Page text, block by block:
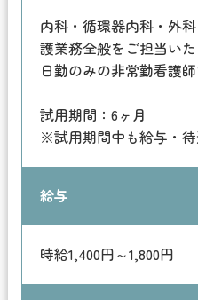
内科・循環器内科・外
護業務全般をご担当いた
日勤のみの非常勤看護師
試用期間：6ヶ月
※試用期間中も給与・待
給与
時給1,400円～1,800円